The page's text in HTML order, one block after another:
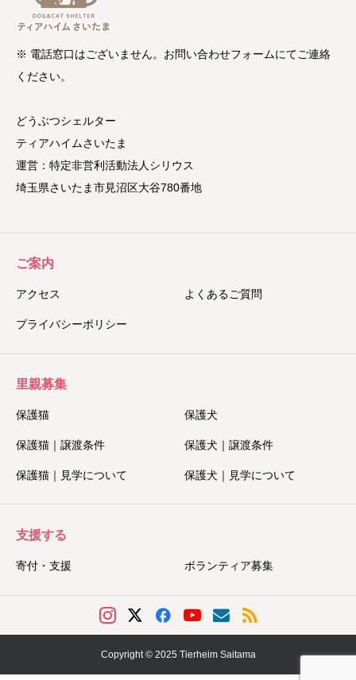
※ 電話窓口はございません。お問い合わせフォームにてご連絡
ください。
どうぶつシェルター
ティアハイムさいたま
運営：特定非営利活動法人シリウス
埼玉県さいたま市見沼区大谷780番地
ご案内
アクセス よくあるご質問
プライバシーポリシー
里親募集
保護猫 保護犬
保護猫｜譲渡条件 保護犬｜譲渡条件
保護猫｜見学について 保護犬｜見学について
支援する
寄付・支援 ボランティア募集
Copyright © 2025 Tierheim Saitama